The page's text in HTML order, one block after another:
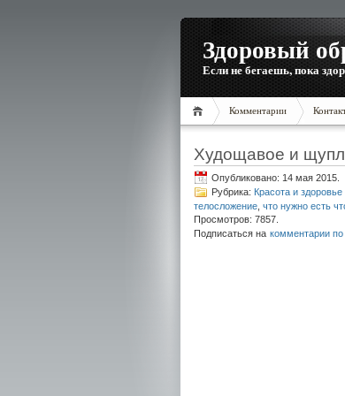
Здоровый
Если не бегаешь, пока
Комментарии
Худощавое и
Опубликовано: 14 мая 2015.
Рубрика: Красота и здоровье
телосложение что нужно есть
Просмотров: 7857.
Подписаться на комментарии по